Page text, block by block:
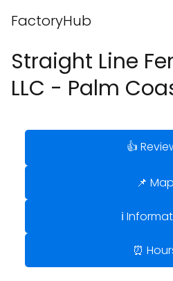
FactoryHub
Straight Line
LLC - Palm
👍
📌 Map
ℹ️
⏰